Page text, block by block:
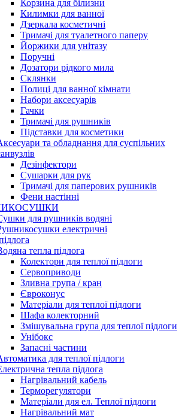
Корзина для білизни
Килимки для ванної
Дзеркала косметичні
Тримачі для туалетного паперу
Йоржики для унітазу
Поручні
Дозатори рідкого мила
Склянки
Полиці для ванної кімнати
Набори аксесуарів
Гачки
Тримачі для рушників
Підставки для косметики
та обладнання для суспільних
Дезінфектори
Сушарки для рук
Тримачі для паперових рушників
Фени настінні
для рушників водяні
електричні
тепла підлога
Колектори для теплої підлоги
Сервоприводи
Зливна група / кран
Євроконус
Матеріали для теплої підлоги
Шафа колекторний
Змішувальна група для теплої підлоги
Унібокс
Запасні частини
для теплої підлоги
тепла підлога
Нагрівальний кабель
Терморегулятори
Матеріали для ел. Теплої підлоги
Нагрівальний мат